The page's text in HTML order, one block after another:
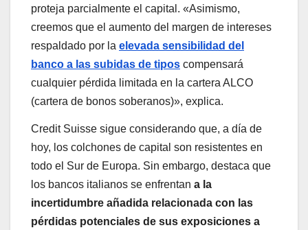
proteja parcialmente el capital. «Asimismo,
creemos que el aumento del margen de intereses
respaldado por la elevada sensibilidad del
banco a las subidas de tipos compensará
cualquier pérdida limitada en la cartera ALCO
(cartera de bonos soberanos)», explica.
Credit Suisse sigue considerando que, a día de
hoy, los colchones de capital son resistentes en
todo el Sur de Europa. Sin embargo, destaca que
los bancos italianos se enfrentan a la
incertidumbre añadida relacionada con las
pérdidas potenciales de sus exposiciones a